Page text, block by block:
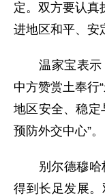
定。双方要认真
进地区和平、安
温家宝表示，
中方赞赏土奉行
地区安全、稳定
预防外交中心”。
别尔德穆哈
得到长足发展